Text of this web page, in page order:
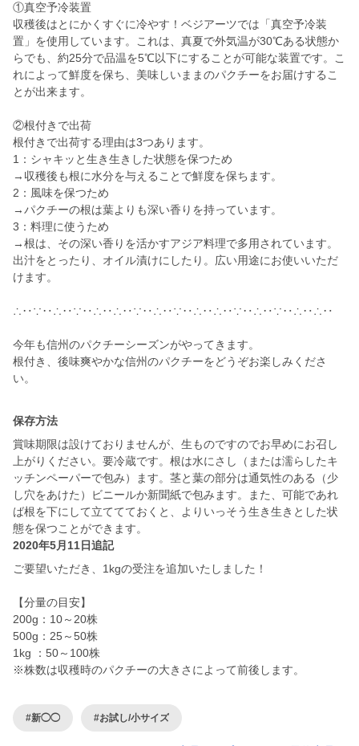
①真空予冷装置
収穫後はとにかくすぐに冷やす！ベジアーツでは「真空予冷装
置」を使用しています。これは、真夏で外気温が30℃ある状態か
らでも、約25分で品温を5℃以下にすることが可能な装置です。こ
れによって鮮度を保ち、美味しいままのパクチーをお届けするこ
とが出来ます。
②根付きで出荷
根付きで出荷する理由は3つあります。
1：シャキッと生き生きした状態を保つため
→収穫後も根に水分を与えることで鮮度を保ちます。
2：風味を保つため
→パクチーの根は葉よりも深い香りを持っています。
3：料理に使うため
→根は、その深い香りを活かすアジア料理で多用されています。
出汁をとったり、オイル漬けにしたり。広い用途にお使いいただ
けます。
∴‥∵‥∴‥∵‥∴‥∴‥∵‥∴‥∵‥∴‥∴‥∵‥∴‥∵‥∴‥∴‥
今年も信州のパクチーシーズンがやってきます。
根付き、後味爽やかな信州のパクチーをどうぞお楽しみくださ
い。
保存方法
賞味期限は設けておりませんが、生ものですのでお早めにお召し
上がりください。要冷蔵です。根は水にさし（または濡らしたキ
ッチンペーパーで包み）ます。茎と葉の部分は通気性のある（少
し穴をあけた）ビニールか新聞紙で包みます。また、可能であれ
ば根を下にして立ててておくと、よりいっそう生き生きとした状
態を保つことができます。
2020年5月11日追記
ご要望いただき、1kgの受注を追加いたしました！
【分量の目安】
200g：10～20株
500g：25～50株
1kg ：50～100株
※株数は収穫時のパクチーの大きさによって前後します。
#新◯◯ #お試し/小サイズ